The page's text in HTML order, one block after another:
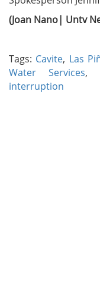
(Joan Nano| Untv
Tags: Cavite, Las
Water Services,
interruption